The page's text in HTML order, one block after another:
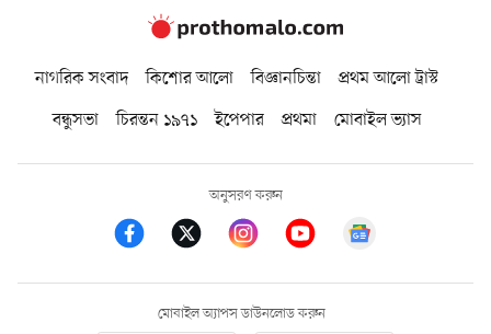
নাগরিক সংবাদ কিশোর আলো বিজ্ঞানচিন্তা
প্রথম আলো ট্রাস্ট
বন্ধুসভা
চিরন্তন ১৯৭১ ইপেপার প্রথমা মোবাইল ভ্যাস
অনুসরণ করুন
মোবাইল অ্যাপস ডাউনলোড করুন